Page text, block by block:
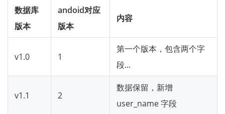
数据库
版本
andoid对应
版本
内容
v1.0 1
第一个版本，包含两个字
段...
v1.1 2
数据保留，新增
user_name 字段